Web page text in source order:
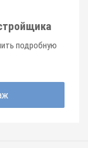
подробную